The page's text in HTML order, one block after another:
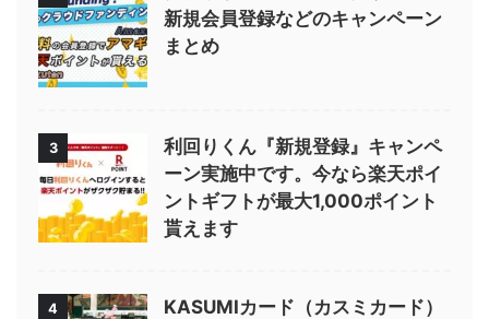
新規会員登録などのキャンペーン
まとめ
3
利回りくん『新規登録』キャンペ
ーン実施中です。今なら楽天ポイ
ントギフトが最大1,000ポイント
貰えます
4
KASUMIカード（カスミカード）